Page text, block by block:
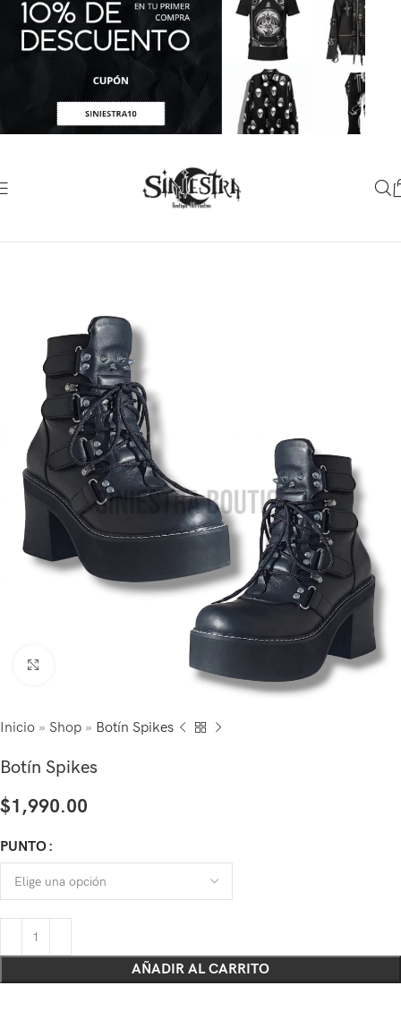
Inicio » Shop » Botín Spikes
Botín Spikes
$1,990.00
PUNTO
AÑADIR AL CARRITO